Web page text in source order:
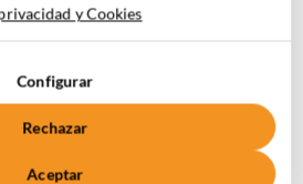
publicaciones, guías médicas…
y Cookies
Configurar
Rechazar
Aceptar